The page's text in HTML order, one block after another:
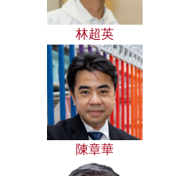
林超英
陳章華